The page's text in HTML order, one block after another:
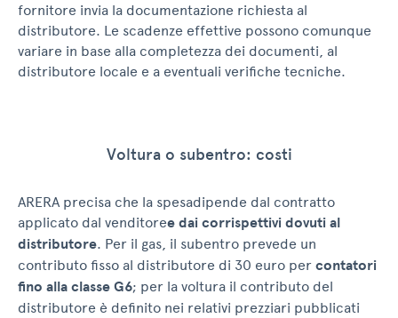
fornitore invia la documentazione richiesta al
distributore. Le scadenze effettive possono comunque
variare in base alla completezza dei documenti, al
distributore locale e a eventuali verifiche tecniche.
Voltura o subentro: costi
ARERA precisa che la spesadipende dal contratto
applicato dal venditoree dai corrispettivi dovuti al
distributore. Per il gas, il subentro prevede un
contributo fisso al distributore di 30 euro per contatori
fino alla classe G6; per la voltura il contributo del
distributore è definito nei relativi prezziari pubblicati